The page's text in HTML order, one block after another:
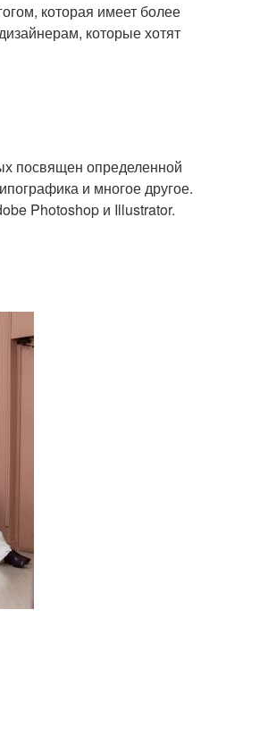
которая имеет более
которые хотят
посвящен определенной
и многое другое.
Photoshop и Illustrator.